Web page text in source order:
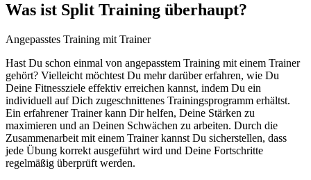
Was ist Split Training überhaupt?
Angepasstes Training mit Trainer
Hast Du schon einmal von angepasstem Training mit einem Trainer
gehört? Vielleicht möchtest Du mehr darüber erfahren, wie Du
Deine Fitnessziele effektiv erreichen kannst, indem Du ein
individuell auf Dich zugeschnittenes Trainingsprogramm erhältst.
Ein erfahrener Trainer kann Dir helfen, Deine Stärken zu
maximieren und an Deinen Schwächen zu arbeiten. Durch die
Zusammenarbeit mit einem Trainer kannst Du sicherstellen, dass
jede Übung korrekt ausgeführt wird und Deine Fortschritte
regelmäßig überprüft werden.